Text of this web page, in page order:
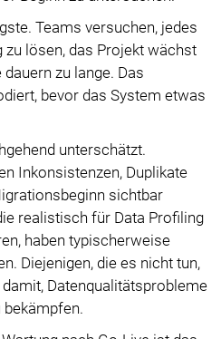
Teams versuchen, jedes
lösen, das Projekt wächst
zu lange. Das
bevor das System etwas
unterschätzt.
Inkonsistenzen, Duplikate
sichtbar
realistisch für Data Profiling
haben typischerweise
Diejenigen, die es nicht tun,
Datenqualitätsprobleme
bekämpfen.